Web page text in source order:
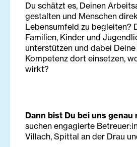
Du schätzt es, Deinen
gestalten und Menschen
Lebensumfeld zu begleiten?
Familien, Kinder und
unterstützen und dabei
Kompetenz dort einsetzen,
wirkt?
Dann bist Du bei uns genau
suchen engagierte
Villach, Spittal an der Drau